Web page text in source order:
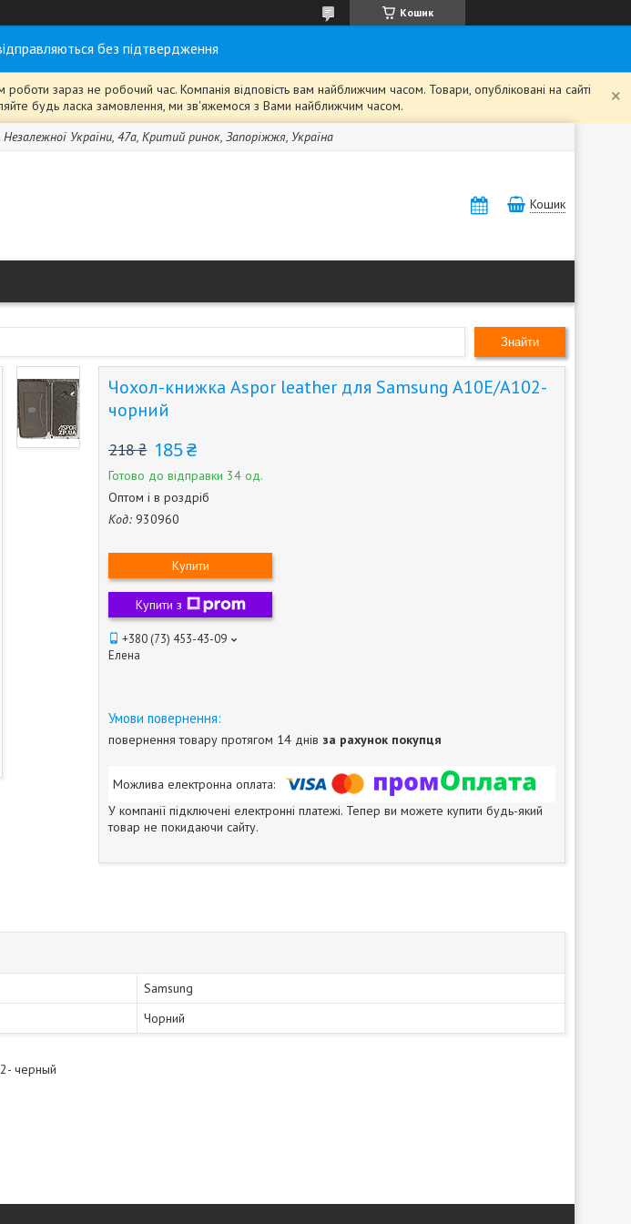
Кошик
без підтвердження
зараз не робочий час. Компанія відповість вам найближчим часом. Товари, опубліковані на сайті
будь ласка замовлення, ми зв'яжемося з Вами найближчим часом.
Незалежної України, 47а, Критий ринок, Запоріжжя, Україна
Кошик
Знайти
Чохол-книжка Aspor leather для Samsung A10E/A102-
чорний
218 ₴ 185 ₴
Готово до відправки 34 од.
Оптом і в роздріб
Код: 930960
Купити
Купити з
+380 (73) 453-43-09
Елена
повернення товару протягом 14 днів за рахунок покупця
У компанії підключені електронні платежі. Тепер ви можете купити будь-який
товар не покидаючи сайту.
Samsung
Чорний
черный